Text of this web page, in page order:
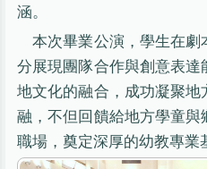
涵。
本次畢業公演，學生在
分展現團隊合作與創意表
地文化的融合，成功凝聚
融，不但回饋給地方學童
職場，奠定深厚的幼教專業